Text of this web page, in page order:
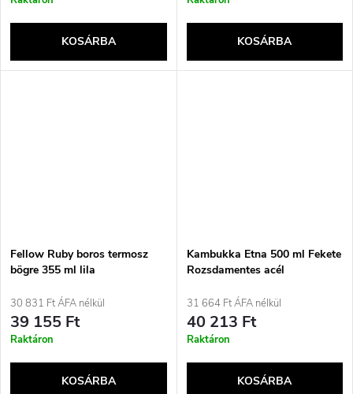
KOSÁRBA KOSÁRBA
Fellow Ruby boros termosz
bögre 355 ml lila
30 831 Ft ÁFA nélkül
39 155 Ft
Raktáron
KOSÁRBA
Kambukka Etna 500 ml Fekete
Rozsdamentes acél
31 664 Ft ÁFA nélkül
40 213 Ft
Raktáron
KOSÁRBA